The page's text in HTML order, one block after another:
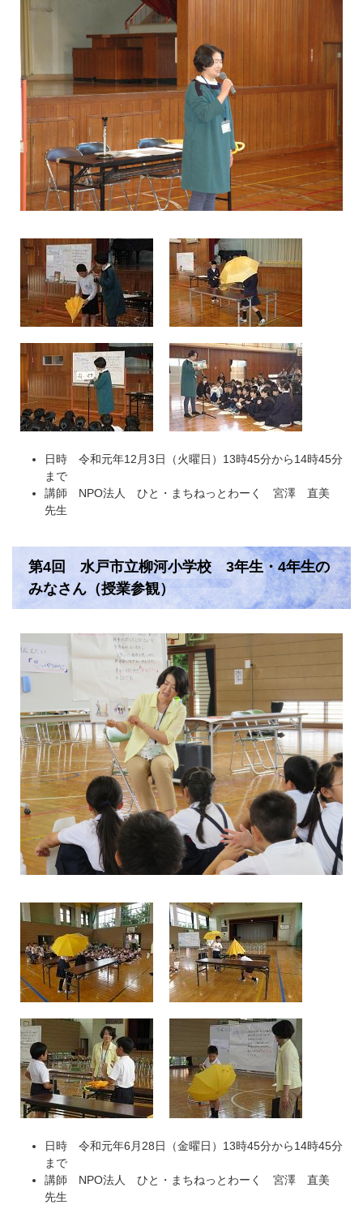
日時 令和元年12月3日（火曜日）13時45分から14時45分
まで
講師 NPO法人 ひと・まちねっとわーく 宮澤 直美
先生
第4回 水戸市立柳河小学校 3年生・4年生の
みなさん（授業参観）
日時 令和元年6月28日（金曜日）13時45分から14時45分
まで
講師 NPO法人 ひと・まちねっとわーく 宮澤 直美
先生